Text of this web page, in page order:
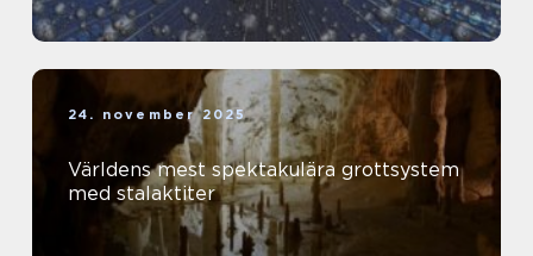
24. november 2025
Världens mest spektakulära grottsystem
med stalaktiter